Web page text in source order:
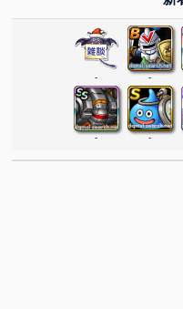
- -
- -